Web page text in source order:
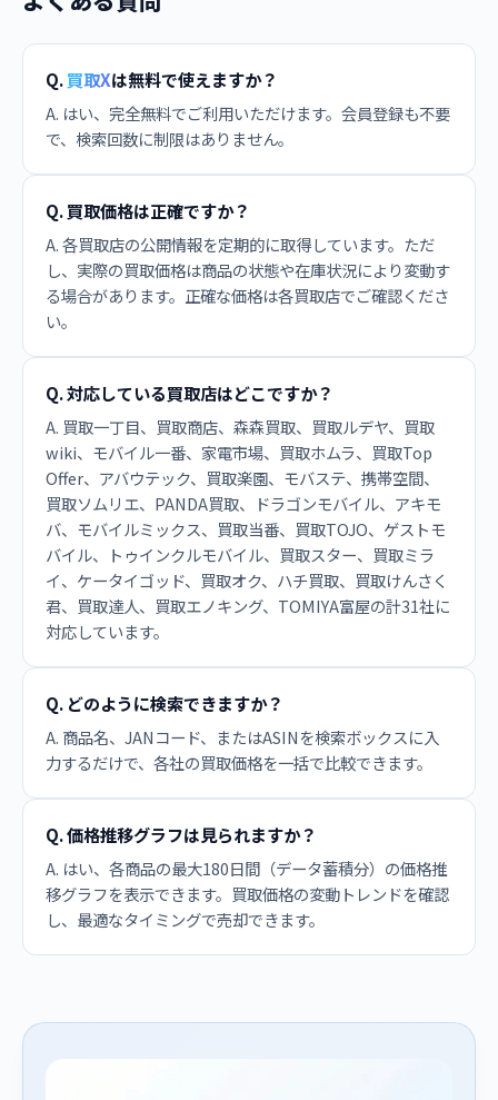
Q.買取Xは無料で使えますか？
A. はい、完全無料でご利用いただけます。会員登録も不要
で、検索回数に制限はありません。
Q. 買取価格は正確ですか？
A. 各買取店の公開情報を定期的に取得しています。ただ
し、実際の買取価格は商品の状態や在庫状況により変動す
る場合があります。正確な価格は各買取店でご確認くださ
い。
Q. 対応している買取店はどこですか？
A. 買取一丁目、買取商店、森森買取、買取ルデヤ、買取
wiki、モバイル一番、家電市場、買取ホムラ、買取Top
Offer、アバウテック、買取楽園、モバステ、携帯空間、
買取ソムリエ、PANDA買取、ドラゴンモバイル、アキモ
バ、モバイルミックス、買取当番、買取TOJO、ゲストモ
バイル、トゥインクルモバイル、買取スター、買取ミラ
イ、ケータイゴッド、買取オク、ハチ買取、買取けんさく
君、買取達人、買取エノキング、TOMIYA富屋の計31社に
対応しています。
Q. どのように検索できますか？
A. 商品名、JANコード、またはASINを検索ボックスに入
力するだけで、各社の買取価格を一括で比較できます。
Q. 価格推移グラフは見られますか？
A. はい、各商品の最大180日間（データ蓄積分）の価格推
移グラフを表示できます。買取価格の変動トレンドを確認
し、最適なタイミングで売却できます。